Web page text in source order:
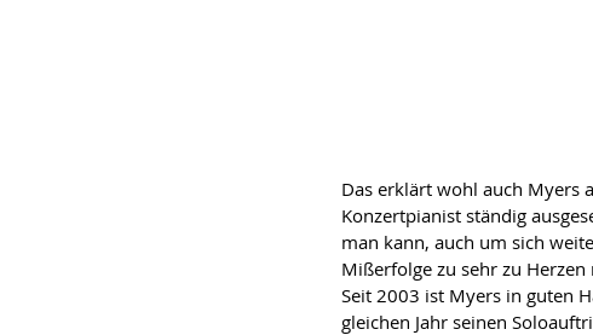
Das erklärt wohl auch Myers
Konzertpianist ständig
man kann, auch um sich
Mißerfolge zu sehr zu
Seit 2003 ist Myers in guten
gleichen Jahr seinen